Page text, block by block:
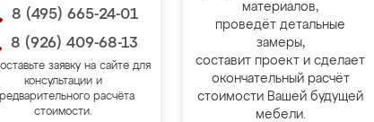
8 (495) 665-24-01
8 (926) 409-68-13
заявку на сайте для
консультации и
расчёта
стоимости.
материалов,
проведёт детальные
замеры,
составит проект и сделает
окончательный расчёт
стоимости Вашей будущей
мебели.